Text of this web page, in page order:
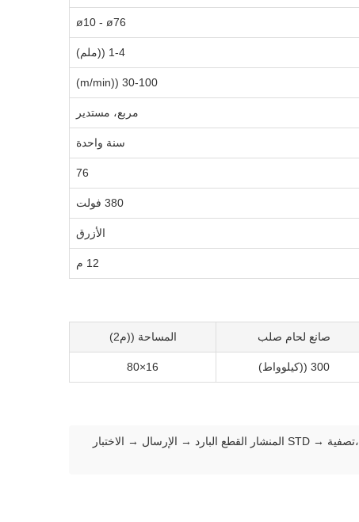
ø10 - ø76
1-4 ((ملم)
30-100 ((m/min)
مربع، مستدير
سنة واحدة
76
380 فولت
الأزرق
12 م
صانع لحام صلب المساحة ((م2)
300 ((كيلوواط) 16×80
عربة التحميل → إزالة الملفوفة → القطع واللحام → المجمع → التشكيل ، لحام HF ، لحام التسخين ، إزالة الحرارة ، التبريد ، التحديد الحجم ،تصفية → STD المنشار القطع البارد → الإرسال → الاختبار